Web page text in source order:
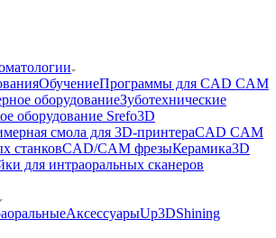
ОбучениеПрограммы для CAD CAM
оборудованиеЗуботехнические
оборудование Srefo3D
смола для 3D-принтераCAD CAM
станковCAD/CAM фрезыКерамика3D
для интраоральных сканеров
АксессуарыUp3DShining